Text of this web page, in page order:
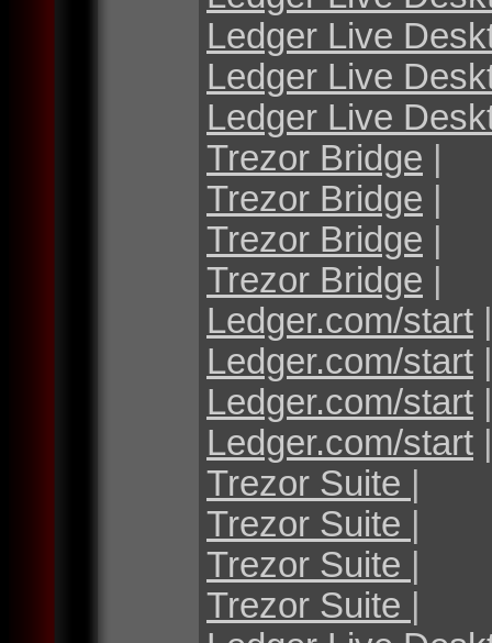
Ledger Live
Ledger Live
Ledger Live
Trezor Bridge |
Trezor Bridge |
Trezor Bridge |
Trezor Bridge |
Ledger.com/start |
Ledger.com/start |
Ledger.com/start |
Ledger.com/start |
Trezor Suite |
Trezor Suite |
Trezor Suite |
Trezor Suite |